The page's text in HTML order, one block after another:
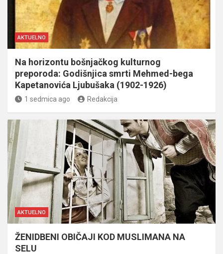
AKTUELNO
Na horizontu bošnjačkog kulturnog
preporoda: Godišnjica smrti Mehmed-bega
Kapetanovića Ljubušaka (1902-1926)
1 sedmica ago Redakcija
AKTUELNO
ŽENIDBENI OBIČAJI KOD MUSLIMANA NA
SELU